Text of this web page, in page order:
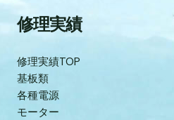
修理実績
修理実績TOP
基板類
各種電源
モーター